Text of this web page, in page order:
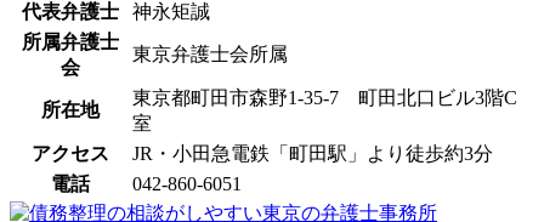
代表弁護士
神永矩誠
所属弁護士
会
東京弁護士会所属
所在地
東京都町田市森野1-35-7 町田北口ビル3階C
室
アクセス
JR・小田急電鉄「町田駅」より徒歩約3分
電話
042-860-6051